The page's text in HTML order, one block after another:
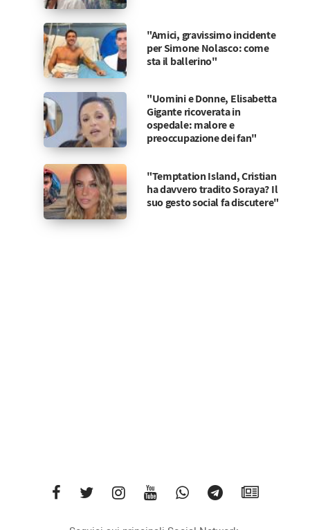
"Amici, gravissimo incidente
per Simone Nolasco: come
sta il ballerino"
"Uomini e Donne, Elisabetta
Gigante ricoverata in
ospedale: malore e
preoccupazione dei fan"
"Temptation Island, Cristian
ha davvero tradito Soraya? Il
suo gesto social fa discutere"